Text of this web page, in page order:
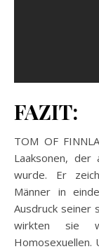
FAZIT:
TOM OF
Laaksonen, der
wurde. Er
Männer in
Ausdruck seiner
wirkten sie
Homosexuellen.